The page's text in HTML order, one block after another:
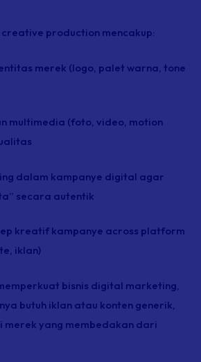
creative production mencakup:
merek (logo, palet warna, tone
multimedia (foto, video, motion
dalam kampanye digital agar
secara autentik
kreatif kampanye across platform
iklan)
bisnis digital marketing,
butuh iklan atau konten generik,
merek yang membedakan dari